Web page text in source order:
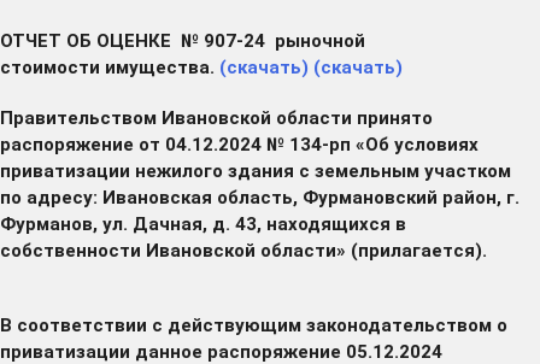
ОТЧЕТ ОБ ОЦЕНКЕ № 907-24 рыночной
стоимости имущества. (скачать) (скачать)
Правительством Ивановской области принято
распоряжение от 04.12.2024 № 134-рп «Об условиях
приватизации нежилого здания с земельным участком
по адресу: Ивановская область, Фурмановский район, г.
Фурманов, ул. Дачная, д. 43, находящихся в
собственности Ивановской области» (прилагается).
В соответствии с действующим законодательством о
приватизации данное распоряжение 05.12.2024